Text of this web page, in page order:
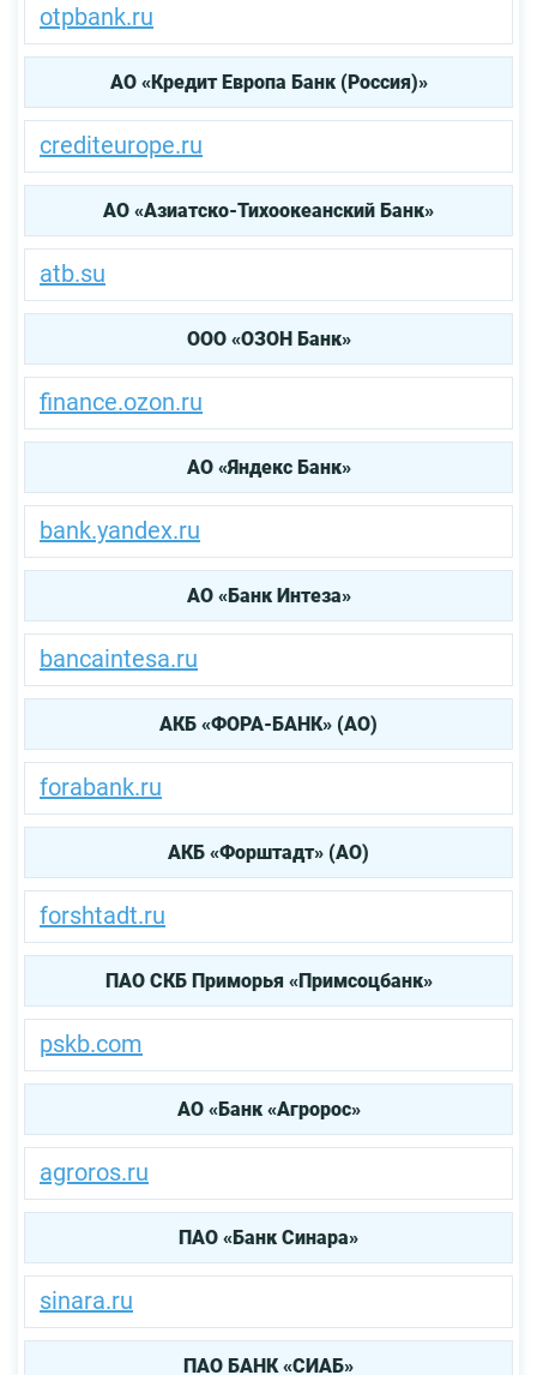
otpbank.ru
АО «Кредит Европа Банк (Россия)»
crediteurope.ru
АО «Азиатско-Тихоокеанский Банк»
atb.su
ООО «ОЗОН Банк»
finance.ozon.ru
AO «Яндекс Банк»
bank.yandex.ru
АО «Банк Интеза»
bancaintesa.ru
АКБ «ФОРА-БАНК» (АО)
forabank.ru
АКБ «Форштадт» (АО)
forshtadt.ru
ПАО СКБ Приморья «Примсоцбанк»
pskb.com
АО «Банк «Агророс»
agroros.ru
ПАО «Банк Синара»
sinara.ru
ПАО БАНК «СИАБ»